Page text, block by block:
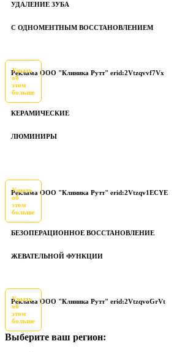
УДАЛЕНИЕ ЗУБА
С ОДНОМЕНТНЫМ ВОССТАНОВЛЕНИЕМ
Реклама ООО "Клиника Рутт" erid:2Vtzqvvf7Vx
Узнать
об
этом
больше
КЕРАМИЧЕСКИЕ
ЛЮМИНИРЫ
Реклама ООО "Клиника Рутт" erid:2Vtzqv1ECYE
Узнать
об
этом
больше
БЕЗОПЕРАЦИОННОЕ ВОССТАНОВЛЕНИЕ
ЖЕВАТЕЛЬНОЙ ФУНКЦИИ
Реклама ООО "Клиника Рутт" erid:2VtzqvoGrVt
Узнать
об
этом
больше
Выберите ваш регион: